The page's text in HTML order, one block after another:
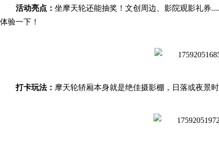
活动亮点： 坐摩天轮还能抽奖！文创周边、影院观影礼券
体验一下！
打卡玩法： 摩天轮轿厢本身就是绝佳摄影棚，日落或夜景